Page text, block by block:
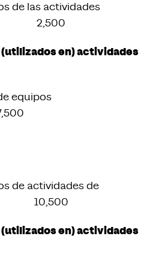
de las actividades
2,500
en) actividades
equipos
recibidas
de actividades de
en) actividades